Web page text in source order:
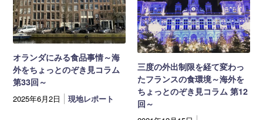
オランダにみる食品事情～海
外をちょっとのぞき見コラム
第33回～
2025年6月2日 現地レポート
三度の外出制限を経て変わっ
たフランスの食環境～海外を
ちょっとのぞき見コラム 第12
回～